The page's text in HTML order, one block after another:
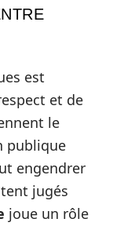
est
et de
le
publique
engendrer
jugés
joue un rôle